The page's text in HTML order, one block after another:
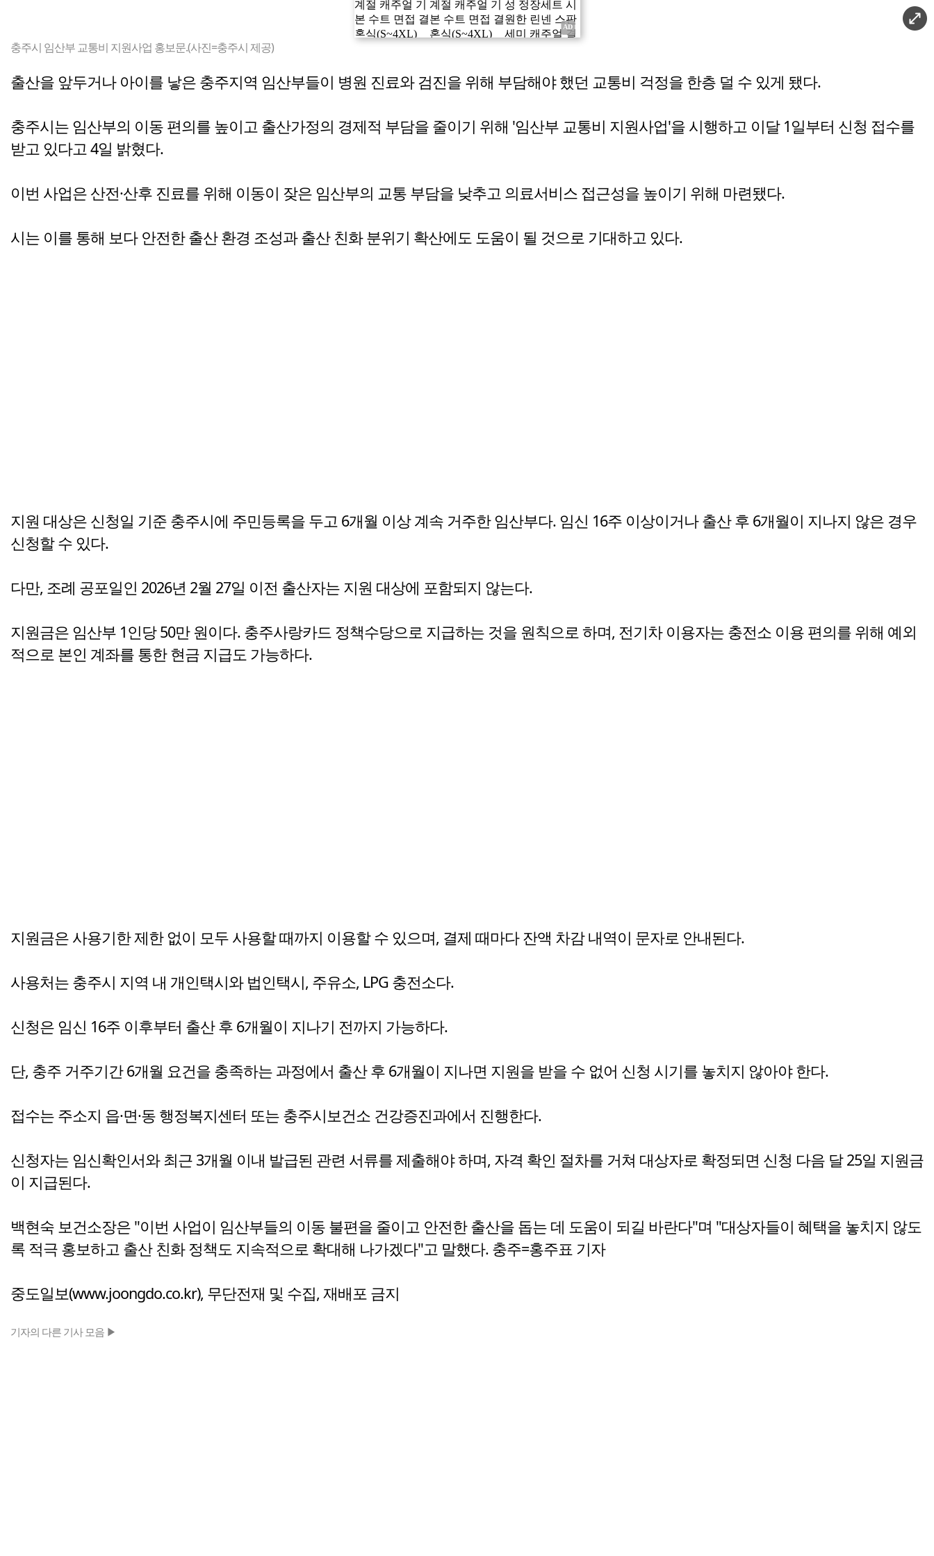
충주시 임산부 교통비 지원사업 홍보문.(사진=충주시 제공)
출산을 앞두거나 아이를 낳은 충주지역 임산부들이 병원 진료와 검진을 위해 부담해야 했던 교통비 걱정을 한층 덜 수 있게 됐다.
충주시는 임산부의 이동 편의를 높이고 출산가정의 경제적 부담을 줄이기 위해 '임산부 교통비 지원사업'을 시행하고 이달 1일부터 신청 접수를
받고 있다고 4일 밝혔다.
이번 사업은 산전·산후 진료를 위해 이동이 잦은 임산부의 교통 부담을 낮추고 의료서비스 접근성을 높이기 위해 마련됐다.
시는 이를 통해 보다 안전한 출산 환경 조성과 출산 친화 분위기 확산에도 도움이 될 것으로 기대하고 있다.
지원 대상은 신청일 기준 충주시에 주민등록을 두고 6개월 이상 계속 거주한 임산부다. 임신 16주 이상이거나 출산 후 6개월이 지나지 않은 경우
신청할 수 있다.
다만, 조례 공포일인 2026년 2월 27일 이전 출산자는 지원 대상에 포함되지 않는다.
지원금은 임산부 1인당 50만 원이다. 충주사랑카드 정책수당으로 지급하는 것을 원칙으로 하며, 전기차 이용자는 충전소 이용 편의를 위해 예외
적으로 본인 계좌를 통한 현금 지급도 가능하다.
지원금은 사용기한 제한 없이 모두 사용할 때까지 이용할 수 있으며, 결제 때마다 잔액 차감 내역이 문자로 안내된다.
사용처는 충주시 지역 내 개인택시와 법인택시, 주유소, LPG 충전소다.
신청은 임신 16주 이후부터 출산 후 6개월이 지나기 전까지 가능하다.
단, 충주 거주기간 6개월 요건을 충족하는 과정에서 출산 후 6개월이 지나면 지원을 받을 수 없어 신청 시기를 놓치지 않아야 한다.
접수는 주소지 읍·면·동 행정복지센터 또는 충주시보건소 건강증진과에서 진행한다.
신청자는 임신확인서와 최근 3개월 이내 발급된 관련 서류를 제출해야 하며, 자격 확인 절차를 거쳐 대상자로 확정되면 신청 다음 달 25일 지원금
이 지급된다.
백현숙 보건소장은 "이번 사업이 임산부들의 이동 불편을 줄이고 안전한 출산을 돕는 데 도움이 되길 바란다"며 "대상자들이 혜택을 놓치지 않도
록 적극 홍보하고 출산 친화 정책도 지속적으로 확대해 나가겠다"고 말했다. 충주=홍주표 기자
중도일보(www.joongdo.co.kr), 무단전재 및 수집, 재배포 금지
기자의 다른 기사 모음 ▶